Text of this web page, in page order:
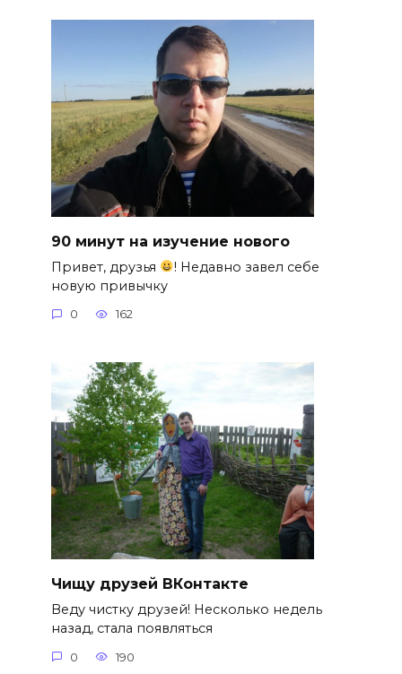
90 минут на изучение нового
Привет, друзья
! Недавно завел себе
новую привычку
0 162
Чищу друзей ВКонтакте
Веду чистку друзей! Несколько недель
назад, стала появляться
0 190